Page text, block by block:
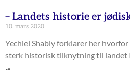
– Landets historie er
10. mars 2020
Yechiel Shabiy forklarer her
sterk historisk tilknytning til landet